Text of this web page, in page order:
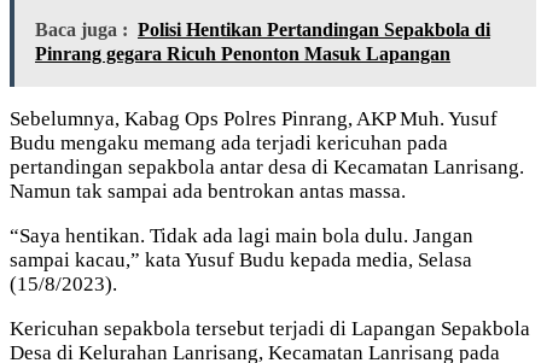
Baca juga : Polisi Hentikan Pertandingan Sepakbola di
Pinrang gegara Ricuh Penonton Masuk Lapangan
Sebelumnya, Kabag Ops Polres Pinrang, AKP Muh. Yusuf
Budu mengaku memang ada terjadi kericuhan pada
pertandingan sepakbola antar desa di Kecamatan Lanrisang.
Namun tak sampai ada bentrokan antas massa.
“Saya hentikan. Tidak ada lagi main bola dulu. Jangan
sampai kacau,” kata Yusuf Budu kepada media, Selasa
(15/8/2023).
Kericuhan sepakbola tersebut terjadi di Lapangan Sepakbola
Desa di Kelurahan Lanrisang, Kecamatan Lanrisang pada